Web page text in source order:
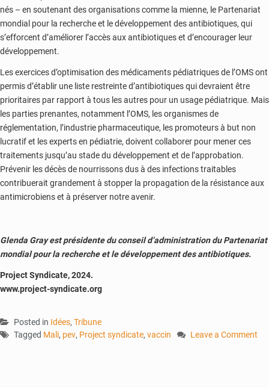
nés – en soutenant des organisations comme la mienne, le Partenariat
mondial pour la recherche et le développement des antibiotiques, qui
s’efforcent d’améliorer l’accès aux antibiotiques et d’encourager leur
développement.
Les exercices d’optimisation des médicaments pédiatriques de l’OMS ont
permis d’établir une liste restreinte d’antibiotiques qui devraient être
prioritaires par rapport à tous les autres pour un usage pédiatrique. Mais
les parties prenantes, notamment l’OMS, les organismes de
réglementation, l’industrie pharmaceutique, les promoteurs à but non
lucratif et les experts en pédiatrie, doivent collaborer pour mener ces
traitements jusqu’au stade du développement et de l’approbation.
Prévenir les décès de nourrissons dus à des infections traitables
contribuerait grandement à stopper la propagation de la résistance aux
antimicrobiens et à préserver notre avenir.
Glenda Gray est présidente du conseil d’administration du Partenariat
mondial pour la recherche et le développement des antibiotiques.
Project Syndicate, 2024.
www.project-syndicate.org
Posted in Idées, Tribune
Tagged Mali, pev, Project syndicate, vaccin
Leave a Comment